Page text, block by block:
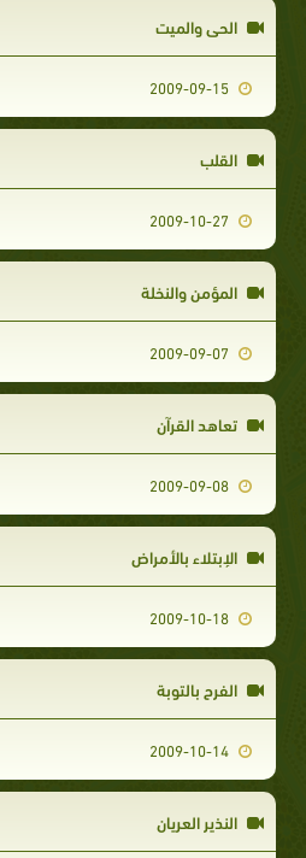
الحي والميت
القلب
المؤمن والنخلة
تعاهد القرآن
الإبتلاء بالأمراض
الفرح بالتوبة
النذير العريان